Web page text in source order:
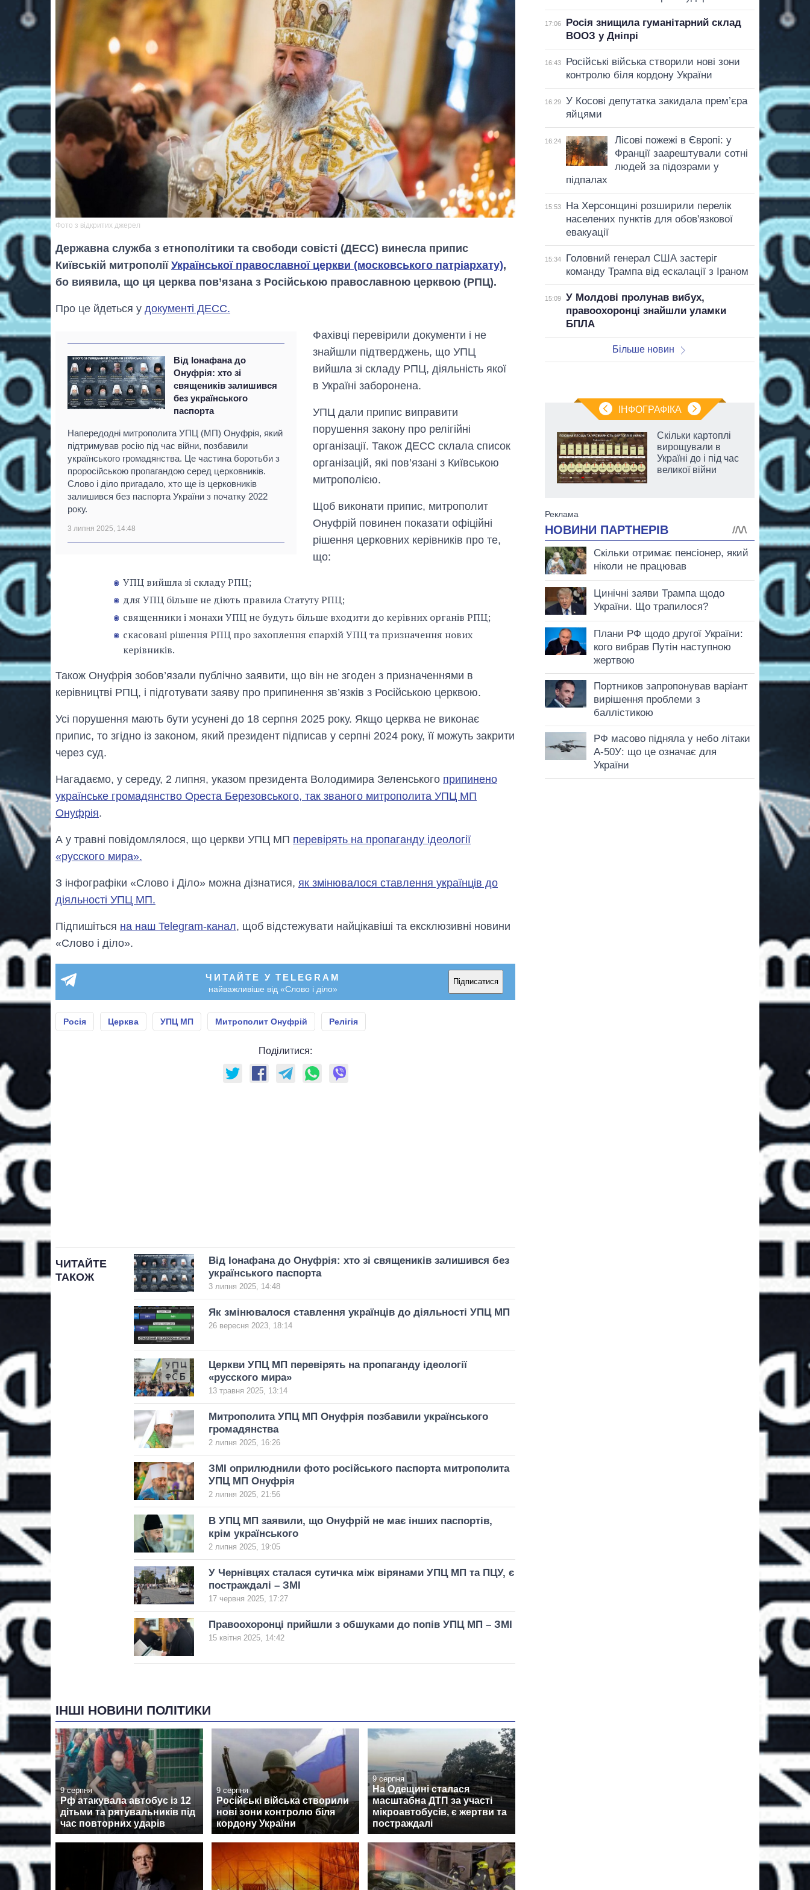
Фото з вiдкритих джерел
Державна служба з етнополітики та свободи совісті (ДЕСС) винесла припис
Київській митрополії Української православної церкви (московського патріархату),
бо виявила, що ця церква пов’язана з Російською православною церквою (РПЦ).
Про це йдеться у документі ДЕСС.
Від Іонафана до
Онуфрія: хто зі
священиків залишився
без українського
паспорта
Напередоднi митрополита УПЦ (МП) Онуфрія, який
підтримував росію під час війни, позбавили
українського громадянства. Це частина боротьби з
проросійською пропагандою серед церковників.
Слово і діло пригадало, хто ще із церковників
залишився без паспорта України з початку 2022
року.
3 липня 2025, 14:48
Фахівці перевірили документи і не
знайшли підтверджень, що УПЦ
вийшла зі складу РПЦ, діяльність якої
в Україні заборонена.
УПЦ дали припис виправити
порушення закону про релігійні
організації. Також ДЕСС склала список
організацій, які пов’язані з Київською
митрополією.
Щоб виконати припис, митрополит
Онуфрій повинен показати офіційні
рішення церковних керівників про те,
що:
УПЦ вийшла зі складу РПЦ;
для УПЦ більше не діють правила Статуту РПЦ;
священники і монахи УПЦ не будуть більше входити до керівних органів РПЦ;
скасовані рішення РПЦ про захоплення єпархій УПЦ та призначення нових
керівників.
Також Онуфрія зобов’язали публічно заявити, що він не згоден з призначеннями в
керівництві РПЦ, і підготувати заяву про припинення зв’язків з Російською церквою.
Усі порушення мають бути усуненi до 18 серпня 2025 року. Якщо церква не виконає
припис, то згідно із законом, який президент підписав у серпні 2024 року, її можуть закрити
через суд.
Нагадаємо, у середу, 2 липня, указом президента Володимира Зеленського припинено
українське громадянство Ореста Березовського, так званого митрополита УПЦ МП
Онуфрія.
А у травнi повiдомлялося, що церкви УПЦ МП перевірять на пропаганду ідеології
«русского мира».
З iнфографiки «Слово i Дiло» можна дiзнатися, як змінювалося ставлення українців до
діяльності УПЦ МП.
Підпишіться на наш Telegram-канал, щоб відстежувати найцікавіші та ексклюзивні новини
«Слово і діло».
ЧИТАЙТЕ У TELEGRAM
найважливіше від «Слово і діло»
Підписатися
Росія Церква УПЦ МП Митрополит Онуфрій Релігія
Поділитися:
ЧИТАЙТЕ
ТАКОЖ
Від Іонафана до Онуфрія: хто зі священиків залишився без
українського паспорта
3 липня 2025, 14:48
Як змінювалося ставлення українців до діяльності УПЦ МП
26 вересня 2023, 18:14
Церкви УПЦ МП перевірять на пропаганду ідеології
«русского мира»
13 травня 2025, 13:14
Митрополита УПЦ МП Онуфрія позбавили українського
громадянства
2 липня 2025, 16:26
ЗМІ оприлюднили фото російського паспорта митрополита
УПЦ МП Онуфрія
2 липня 2025, 21:56
В УПЦ МП заявили, що Онуфрій не має інших паспортів,
крім українського
2 липня 2025, 19:05
У Чернівцях сталася сутичка між вірянами УПЦ МП та ПЦУ, є
постраждалі – ЗМІ
17 червня 2025, 17:27
Правоохоронці прийшли з обшуками до попів УПЦ МП – ЗМІ
15 квітня 2025, 14:42
ІНШІ НОВИНИ ПОЛІТИКИ
9 серпня
Рф атакувала автобус із 12
дітьми та рятувальників під
час повторних ударів
9 серпня
Російські війська створили
нові зони контролю біля
кордону України
9 серпня
На Одещині сталася
масштабна ДТП за участі
мікроавтобусів, є жертви та
постраждалі
17:06
Росія знищила гуманітарний склад
ВООЗ у Дніпрі
16:43
Російські війська створили нові зони
контролю біля кордону України
16:29
У Косові депутатка закидала прем’єра
яйцями
16:24
Лісові пожежі в Європі: у
Франції заарештували сотні
людей за підозрами у
підпалах
15:53
На Херсонщині розширили перелік
населених пунктів для обов'язкової
евакуації
15:34
Головний генерал США застеріг
команду Трампа від ескалації з Іраном
15:09
У Молдові пролунав вибух,
правоохоронці знайшли уламки
БПЛА
Більше новин
ІНФОГРАФІКА
Як змінився
бюджет
Міністерства
оборони за 13
Скільки картоплі
вирощували в
Україні до і під час
великої війни